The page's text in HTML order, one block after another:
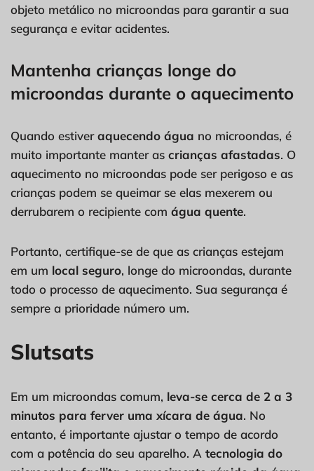
objeto metálico no microondas para garantir a sua
segurança e evitar acidentes.
Mantenha crianças longe do
microondas durante o aquecimento
Quando estiveraquecendo água no microondas, é
muito importante manter as crianças afastadas. O
aquecimento no microondas pode ser perigoso e as
crianças podem se queimar se elas mexerem ou
derrubarem o recipiente com água quente.
Portanto, certifique-se de que as crianças estejam
em um local seguro, longe do microondas, durante
todo o processo de aquecimento. Sua segurança é
sempre a prioridade número um.
Slutsats
Em um microondas comum, leva-se cerca de 2 a 3
minutos para ferver uma xícara de água. No
entanto, é importante ajustar o tempo de acordo
com a potência do seu aparelho. A tecnologia do